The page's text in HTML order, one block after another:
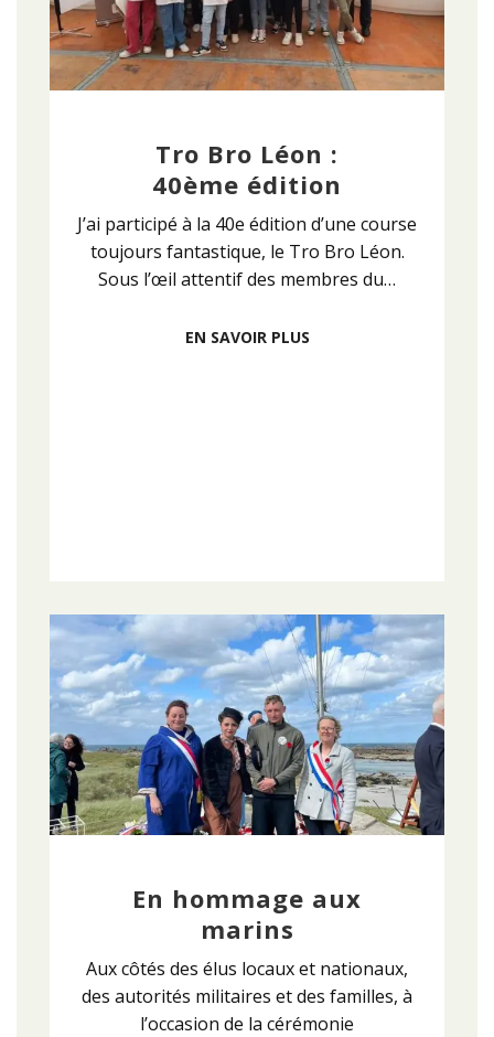
Tro Bro Léon :
40ème édition
J’ai participé à la 40e édition d’une course
toujours fantastique, le Tro Bro Léon.
Sous l’œil attentif des membres du…
EN SAVOIR PLUS
En hommage aux
marins
Aux côtés des élus locaux et nationaux,
des autorités militaires et des familles, à
l’occasion de la cérémonie